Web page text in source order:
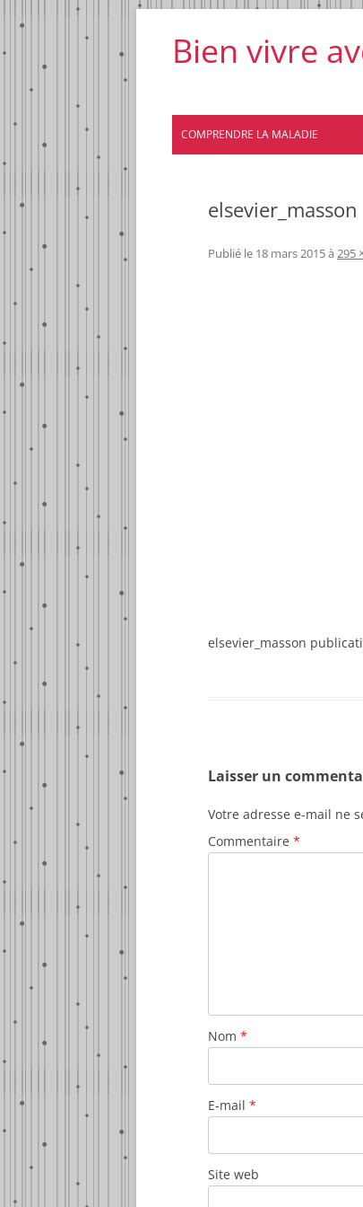
Bien vivre
COMPRENDRE LA MALADIE
elsevier_masson
Publié le 18 mars 2015à 295
elsevier_masson
Laisser un
Votre adresse e-mail ne
Commentaire *
Nom *
E-mail *
Site web